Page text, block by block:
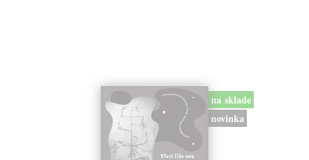
na sklade
novinka